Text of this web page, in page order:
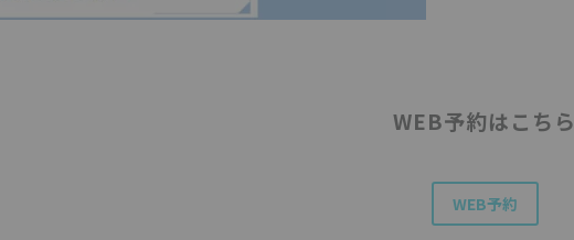
WEB予約はこちら
WEB予約